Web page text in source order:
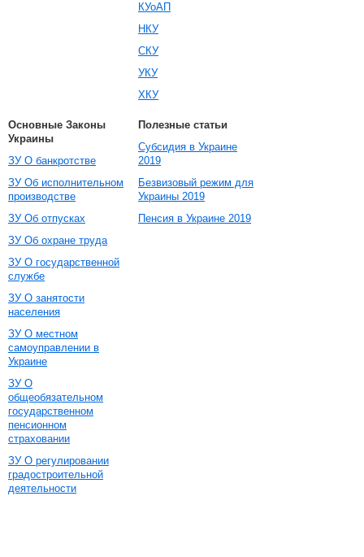
КУоАП
НКУ
СКУ
УКУ
ХКУ
Основные Законы
Украины
ЗУ О банкротстве
ЗУ Об исполнительном
производстве
ЗУ Об отпусках
ЗУ Об охране труда
ЗУ О государственной
службе
ЗУ О занятости
населения
ЗУ О местном
самоуправлении в
Украине
ЗУ О
общеобязательном
государственном
пенсионном
страховании
ЗУ О регулировании
градостроительной
деятельности
Полезные статьи
Субсидия в Украине
2019
Безвизовый режим для
Украины 2019
Пенсия в Украине 2019